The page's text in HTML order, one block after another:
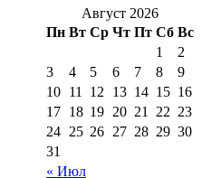
Август 2026
Пн Вт Ср Чт Пт Сб Вс
« Июл
1
2
3
4 5 6 7 8
9
10 11 12 13 14 15 16
17 18 19 20 21 22 23
24 25 26 27 28 29 30
31